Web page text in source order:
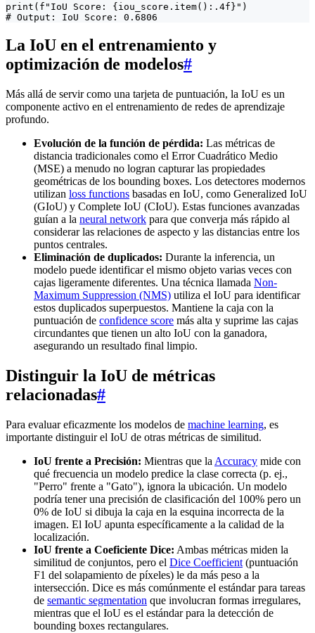
print(f"IoU Score: {iou_score.item():.4f}")
# Output: IoU Score: 0.6806
La IoU en el entrenamiento y
optimización de modelos#
Más allá de servir como una tarjeta de puntuación, la IoU es un
componente activo en el entrenamiento de redes de aprendizaje
profundo.
Evolución de la función de pérdida: Las métricas de
distancia tradicionales como el Error Cuadrático Medio
(MSE) a menudo no logran capturar las propiedades
geométricas de los bounding boxes. Los detectores modernos
utilizan loss functions basadas en IoU, como Generalized IoU
(GIoU) y Complete IoU (CIoU). Estas funciones avanzadas
guían a la neural network para que converja más rápido al
considerar las relaciones de aspecto y las distancias entre los
puntos centrales.
Eliminación de duplicados: Durante la inferencia, un
modelo puede identificar el mismo objeto varias veces con
cajas ligeramente diferentes. Una técnica llamada Non-
Maximum Suppression (NMS) utiliza el IoU para identificar
estos duplicados superpuestos. Mantiene la caja con la
puntuación de confidence score más alta y suprime las cajas
circundantes que tienen un alto IoU con la ganadora,
asegurando un resultado final limpio.
Distinguir la IoU de métricas
relacionadas#
Para evaluar eficazmente los modelos de machine learning, es
importante distinguir el IoU de otras métricas de similitud.
IoU frente a Precisión: Mientras que la Accuracy mide con
qué frecuencia un modelo predice la clase correcta (p. ej.,
"Perro" frente a "Gato"), ignora la ubicación. Un modelo
podría tener una precisión de clasificación del 100% pero un
0% de IoU si dibuja la caja en la esquina incorrecta de la
imagen. El IoU apunta específicamente a la calidad de la
localización.
IoU frente a Coeficiente Dice: Ambas métricas miden la
similitud de conjuntos, pero el Dice Coefficient (puntuación
F1 del solapamiento de píxeles) le da más peso a la
intersección. Dice es más comúnmente el estándar para tareas
de semantic segmentation que involucran formas irregulares,
mientras que el IoU es el estándar para la detección de
bounding boxes rectangulares.